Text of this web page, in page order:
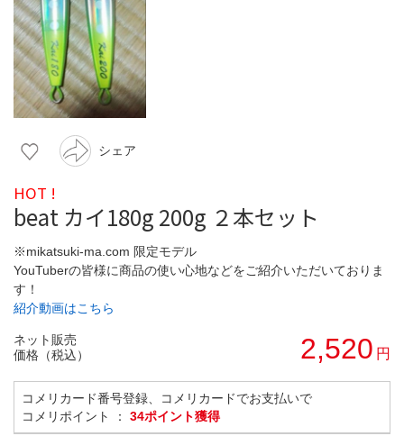
シェア
HOT !
beat カイ180g 200g ２本セット
※mikatsuki-ma.com 限定モデル
YouTuberの皆様に商品の使い心地などをご紹介いただいておりま
す！
紹介動画はこちら
ネット販売
価格（税込）
2,520 円
コメリカード番号登録、コメリカードでお支払いで
コメリポイント ： 34ポイント獲得